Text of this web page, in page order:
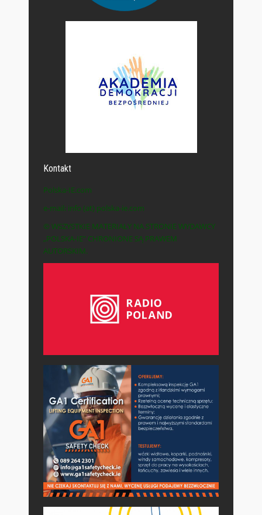
Kontakt
Polska-IE.com
e-mail: info (at) polska-ie.com
© WSZYSTKIE MATERIAŁY NA STRONIE WYDAWCY
„POLSKA-IE” CHRONIONE SĄ PRAWEM
AUTORSKIM.